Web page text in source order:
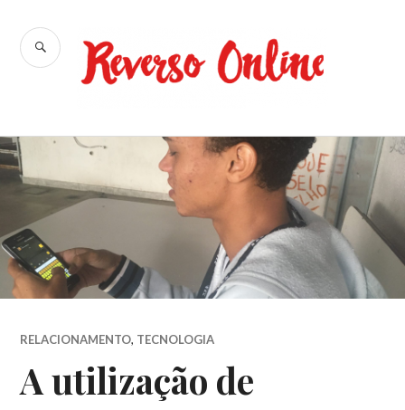
para
conteúdo
Reverso
BUSCA
RELACIONAMENTO, TECNOLOGIA
A utilização de